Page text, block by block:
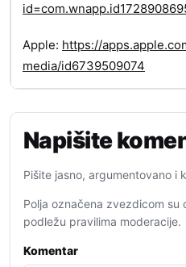
Apple: https://
media/id6739509074
Napišite
Pišite jasno, argumentovano i
Polja označena zvezdicom su
podležu pravilima moderacije.
Komentar